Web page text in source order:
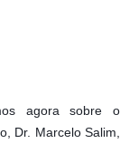
agora sobre o
Dr. Marcelo Salim,